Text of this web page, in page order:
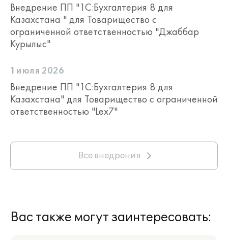
Внедрение ПП "1С:Бухгалтерия 8 для
Казахстана " для Товарищество с
ограниченной ответственностью "Джаббар
Курылыс"
1 июля 2026
Внедрение ПП "1С:Бухгалтерия 8 для
Казахстана" для Товарищество с ограниченной
ответственностью "Lex7"
Все внедрения
Вас также могут заинтересовать: